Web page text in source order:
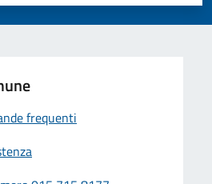
frequenti